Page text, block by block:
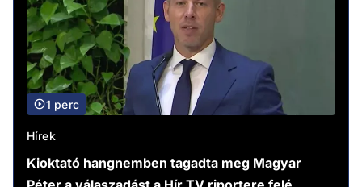
1 perc
Hírek
Kioktató hangnemben tagadta meg Magyar